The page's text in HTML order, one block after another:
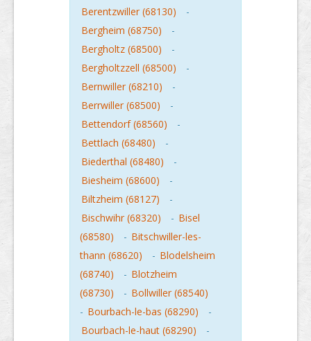
Berentzwiller (68130)
-
Bergheim (68750)
-
Bergholtz (68500)
-
Bergholtzzell (68500)
-
Bernwiller (68210)
-
Berrwiller (68500)
-
Bettendorf (68560)
-
Bettlach (68480)
-
Biederthal (68480)
-
Biesheim (68600)
-
Biltzheim (68127)
-
Bischwihr (68320)
- Bisel
(68580)
- Bitschwiller-les-
thann (68620)
- Blodelsheim
(68740)
- Blotzheim
(68730)
- Bollwiller (68540)
- Bourbach-le-bas (68290)
-
Bourbach-le-haut (68290)
-